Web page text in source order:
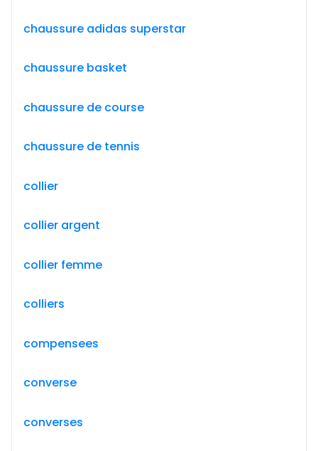
chaussure adidas superstar
chaussure basket
chaussure de course
chaussure de tennis
collier
collier argent
collier femme
colliers
compensees
converse
converses